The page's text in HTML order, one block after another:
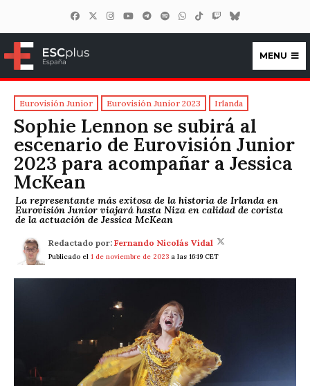
ESCplus España
MENU
Eurovisión Junior Eurovisión Junior 2023 Irlanda
Sophie Lennon se subirá al
escenario de Eurovisión Junior
2023 para acompañar a Jessica
McKean
La representante más exitosa de la historia de Irlanda en
Eurovisión Junior viajará hasta Niza en calidad de corista
de la actuación de Jessica McKean
Redactado por: Fernando Nicolás Vidal
Publicado el 1 de noviembre de 2023 a las 16:19 CET